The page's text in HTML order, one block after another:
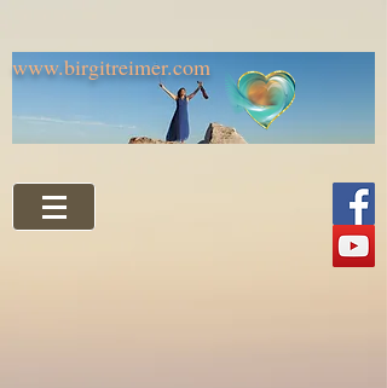
www.birgitreimer.com